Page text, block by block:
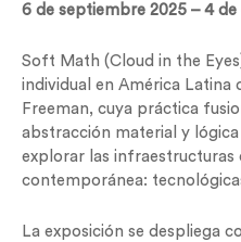
6 de septiembre 2025 – 4 de
Soft Math (Cloud in the
individual en América Latina
Freeman, cuya práctica
abstracción material y
explorar las infraestructuras
contemporánea:
La exposición se despliega